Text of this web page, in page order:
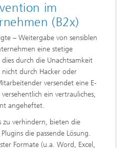
im
(B2x)
– Weitergabe von sensiblen
eine stetige
durch die Unachtsamkeit
durch Hacker oder
versendet eine E-
ein vertrauliches,
angeheftet.
zu verhindern, bieten die
die passende Lösung.
Formate (u.a. Word, Excel,